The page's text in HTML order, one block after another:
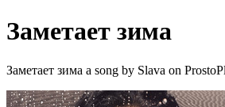
Заметает зима
Заметает зима a song by Slava on